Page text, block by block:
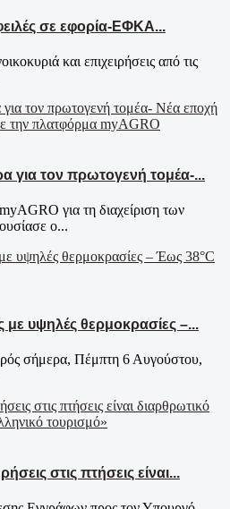
σε εφορία-ΕΦΚΑ...
και επιχειρήσεις από τις
για τον πρωτογενή τομέα-...
για τη διαχείριση των
ο...
με υψηλές θερμοκρασίες –...
σήμερα, Πέμπτη 6 Αυγούστου,
στις πτήσεις είναι...